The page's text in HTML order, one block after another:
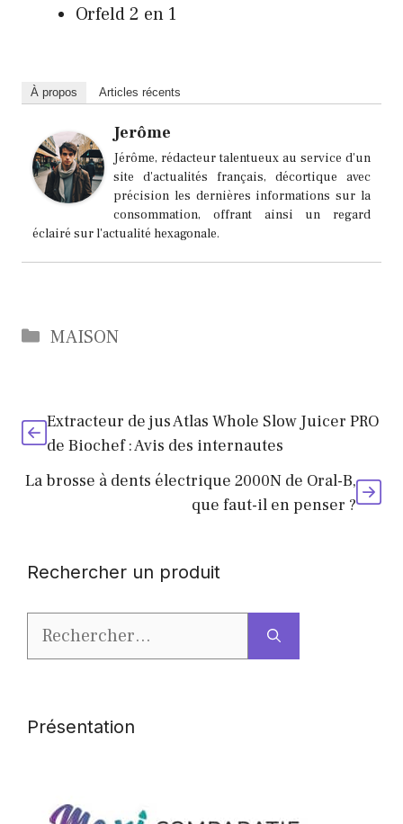
Orfeld 2 en 1
À propos Articles récents
Jerôme
Jérôme, rédacteur talentueux au service d'un
site d'actualités français, décortique avec
précision les dernières informations sur la
consommation, offrant ainsi un regard
éclairé sur l'actualité hexagonale.
Catégories
MAISON
Extracteur de jus Atlas Whole Slow Juicer PRO
de Biochef : Avis des internautes
La brosse à dents électrique 2000N de Oral-B,
que faut-il en penser ?
Rechercher un produit
Rechercher :
Présentation